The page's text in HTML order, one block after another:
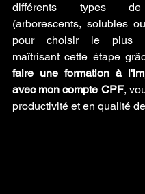
différents types
(arborescents, solubles
pour choisir le plus
faire une formation à
avec mon compte CPF,
productivité et en qualité